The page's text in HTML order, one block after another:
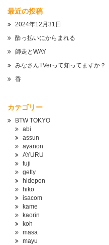
最近の投稿
2024年12月31日
酔っ払いにからまれる
師走とWAY
みなさんTVerって知ってますか？
香
カテゴリー
BTW TOKYO
abi
assun
ayanon
AYURU
fuji
getty
hidepon
hiko
isacom
kame
kaorin
koh
masa
mayu